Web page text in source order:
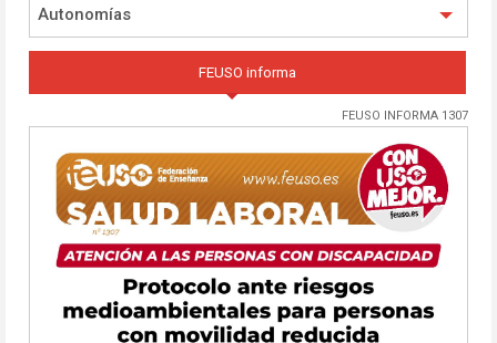
Autonomías
FEUSO informa
FEUSO INFORMA 1307